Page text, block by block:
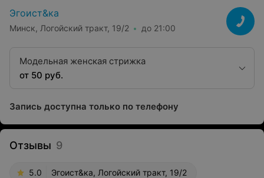
Эгоист&ка
Минск, Логойский тракт, 19/2 до 21:00
Модельная женская стрижка
от 50 руб.
Запись доступна только по телефону
Отзывы 9
5.0 Эгоист&ка, Логойский тракт, 19/2